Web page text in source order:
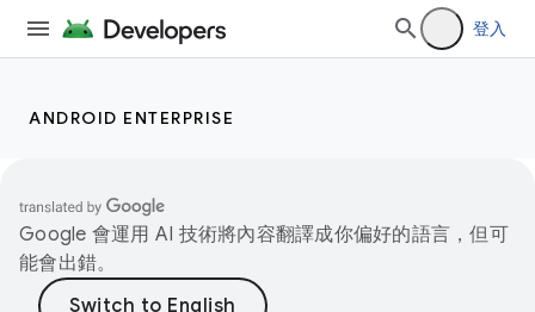
登入
ANDROID ENTERPRISE
Google 會運用 AI 技術將內容翻譯成你偏好的語言，但可
能會出錯。